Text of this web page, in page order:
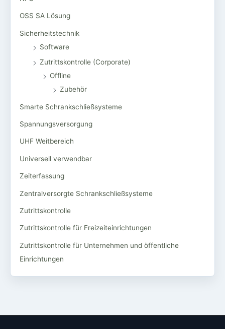
OSS SA Lösung
Sicherheitstechnik
Software
Zutrittskontrolle (Corporate)
Offline
Zubehör
Smarte Schrankschließsysteme
Spannungsversorgung
UHF Weitbereich
Universell verwendbar
Zeiterfassung
Zentralversorgte Schrankschließsysteme
Zutrittskontrolle
Zutrittskontrolle für Freizeiteinrichtungen
Zutrittskontrolle für Unternehmen und öffentliche
Einrichtungen